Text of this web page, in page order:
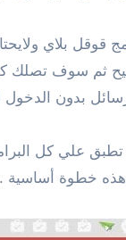
بلاي
سوف تصلك كل
بدون الدخول
علي كل
هذه خطوة أساسية .